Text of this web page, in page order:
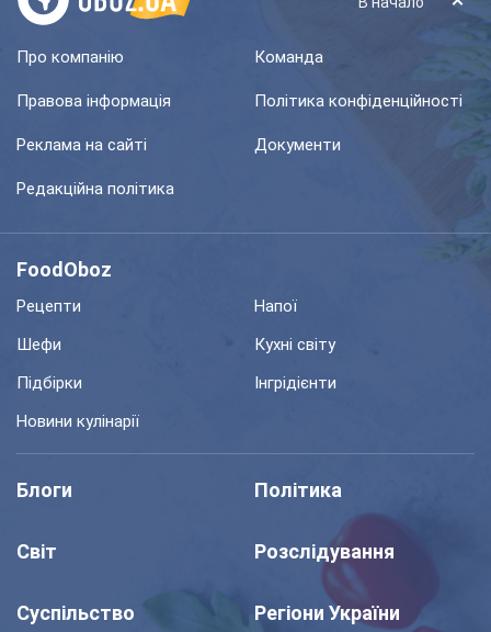
Про компанію Команда
Правова інформація Політика конфіденційності
Реклама на сайті Документи
Редакційна політика
FoodOboz
Рецепти
Напої
Шефи
Кухні світу
Підбірки
Інгрідієнти
Новини кулінарії
Блоги Політика
Світ Розслідування
Суспільство Регіони України